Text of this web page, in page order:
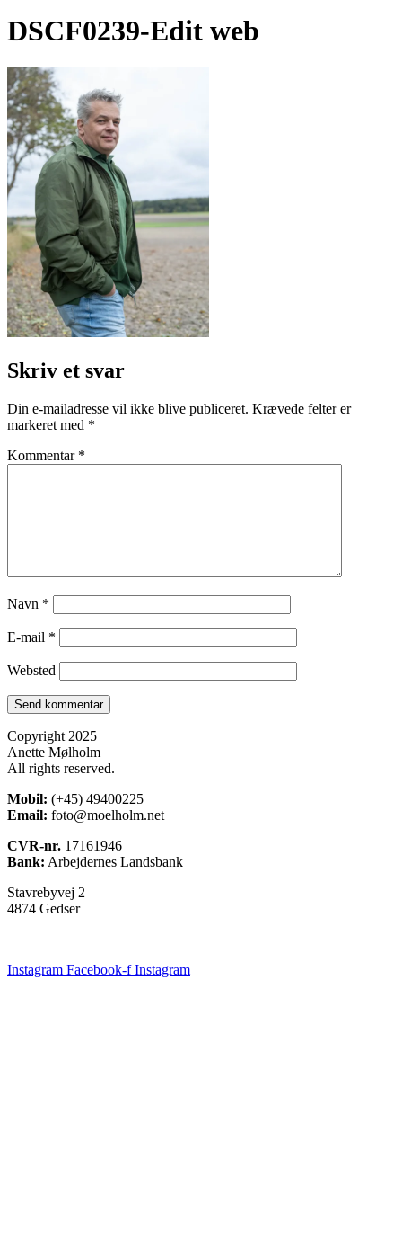
DSCF0239-Edit web
Skriv et svar
Din e-mailadresse vil ikke blive publiceret. Krævede felter er
markeret med *
Kommentar *
Navn *
E-mail *
Websted
Copyright 2025
Anette Mølholm
All rights reserved.
Mobil: (+45) 49400225
Email: foto@moelholm.net
CVR-nr. 17161946
Bank: Arbejdernes Landsbank
Stavrebyvej 2
4874 Gedser
Instagram Facebook-f Instagram